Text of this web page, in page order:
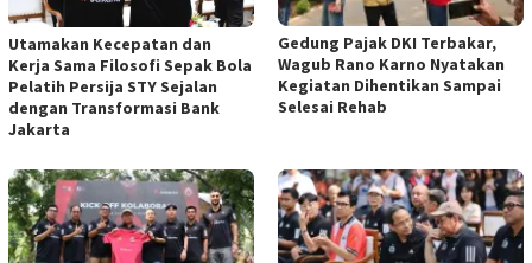
Utamakan Kecepatan dan
Kerja Sama Filosofi Sepak Bola
Pelatih Persija STY Sejalan
dengan Transformasi Bank
Jakarta
Gedung Pajak DKI Terbakar,
Wagub Rano Karno Nyatakan
Kegiatan Dihentikan Sampai
Selesai Rehab